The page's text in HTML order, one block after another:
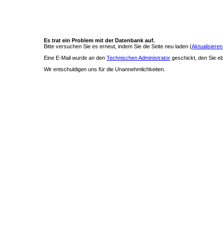
Es trat ein Problem mit der Datenbank auf.
Bitte versuchen Sie es erneut, indem Sie die Seite neu laden (
Eine E-Mail wurde an den Technischen Administrator geschickt, den Sie
Wir entschuldigen uns für die Unannehmlichkeiten.